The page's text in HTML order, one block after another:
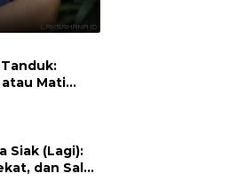
Tanduk:
Mati
Siak (Lagi):
dan Salah